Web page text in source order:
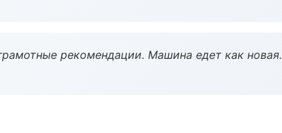
рекомендации. Машина едет как новая.